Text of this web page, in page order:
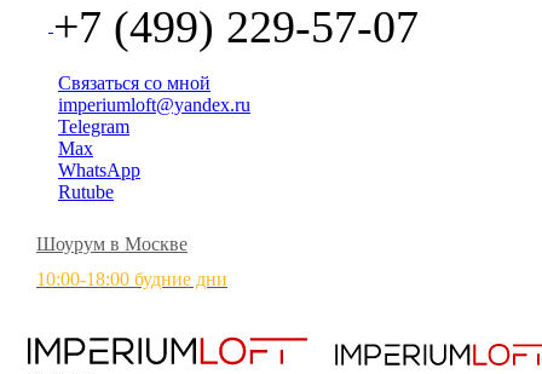
+7 (499) 229-57-07
Связаться со мной
imperiumloft@yandex.ru
Telegram
Max
WhatsApp
Rutube
Шоурум в Москве
10:00-18:00 будние дни